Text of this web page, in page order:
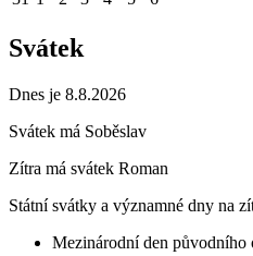
Svátek
Dnes je 8.8.2026
Svátek má Soběslav
Zítra má svátek Roman
Státní svátky a významné dny na
Mezinárodní den původního